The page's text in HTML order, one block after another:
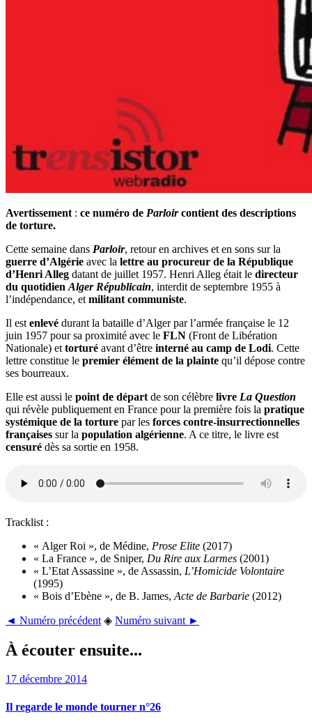
Avertissement : ce numéro de Parloircontient des descriptions
de torture.
Cette semaine dans Parloir, retour en archives et en sons sur la
guerre d’Algérie avec la lettre au procureur de la République
d’Henri Alleg datant de juillet 1957. Henri Alleg était le directeur
du quotidien Alger Républicain, interdit de septembre 1955 à
l’indépendance, et militant communiste.
Il est enlevé durant la bataille d’Alger par l’armée française le 12
juin 1957 pour sa proximité avec le FLN (Front de Libération
Nationale) et torturé avant d’être interné au camp de Lodi. Cette
lettre constitue le premier élément de la plainte qu’il dépose contre
ses bourreaux.
Elle est aussi le point de départ de son célèbre livre La Question
qui révèle publiquement en France pour la première fois la pratique
systémique de la torture par les forces contre-insurrectionnelles
françaises sur la population algérienne. A ce titre, le livre est
censuré dès sa sortie en 1958.
Tracklist :
« Alger Roi », de Médine, Prose Elite (2017)
« La France », de Sniper, Du Rire aux Larmes (2001)
« L’Etat Assassine », de Assassin, L’Homicide Volontaire
(1995)
« Bois d’Ebène », de B. James, Acte de Barbarie (2012)
◄ Numéro précédent ◈ Numéro suivant ►
À écouter ensuite...
17 décembre 2014
Il regarde le monde tourner n°26